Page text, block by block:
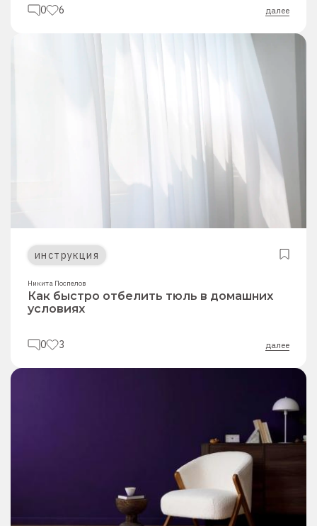
0 6 далее
инструкция
Никита Поспелов
Как быстро отбелить тюль в домашних
условиях
0 3 далее